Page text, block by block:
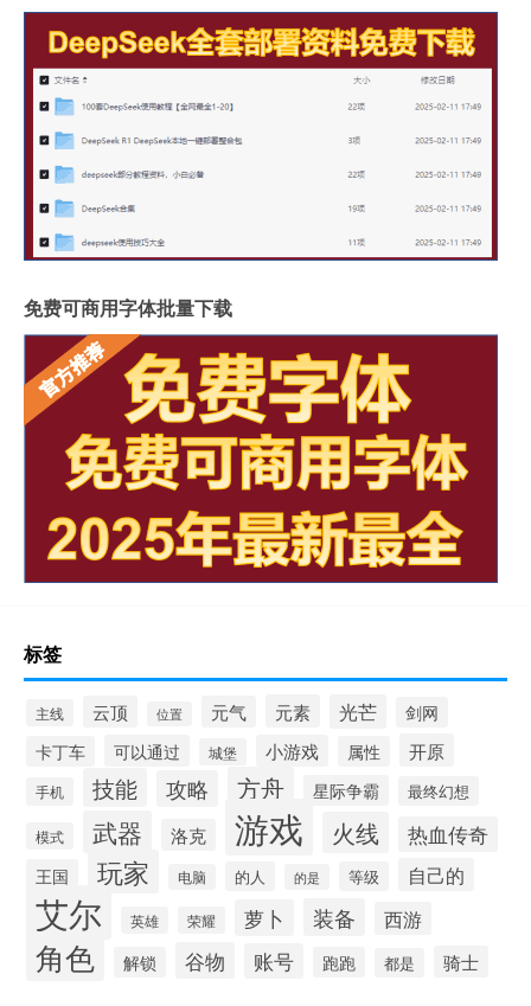
免费可商用字体批量下载
标签
主线 云顶 位置 元气 元素 光芒
剑网
卡丁车
可以通过 城堡 小游戏 属性 开原
手机 技能 攻略 方舟 星际争霸 最终幻想
模式 武器 洛克 游戏 火线 热血传奇
王国 玩家 电脑 的人 的是 等级 自己的
艾尔 英雄 荣耀 萝卜 装备 西游
角色 解锁 谷物 账号 跑跑 都是 骑士